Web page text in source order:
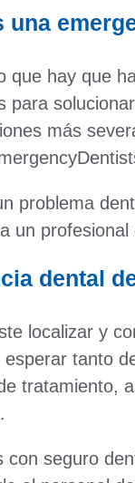
una
que hay que
para
más
problema
un
dental
localizar y
esperar tanto
tratamiento,
con seguro